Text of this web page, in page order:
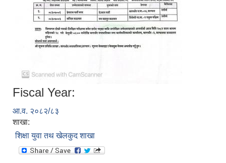
Fiscal Year:
आ.व. २०८२/८३
शाखा:
शिक्षा युवा तथ खेलकुद शाखा